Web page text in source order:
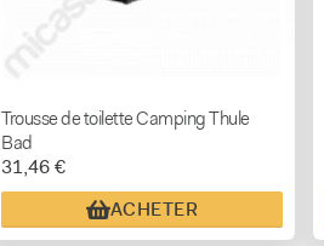
Trousse de toilette Camping Thule
Bad
31,46 €
ACHETER